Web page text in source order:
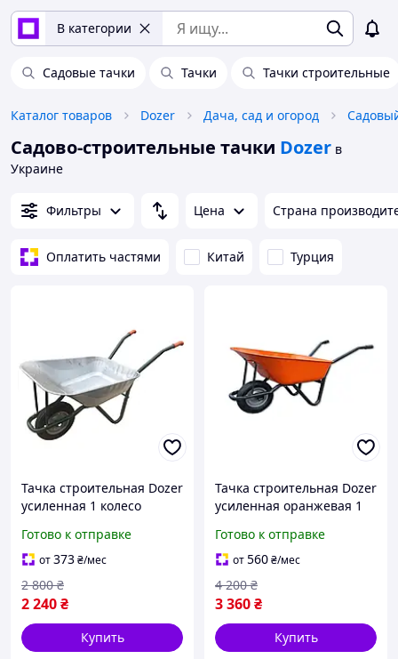
В категории
Садовые тачки Тачки Тачки строительные
Каталог товаров Dozer Дача, сад и огород
Садово-строительные тачки Dozer в
Украине
Фильтры Цена Страна
Оплатить частями Китай Турция
Тачка строительная Dozer
усиленная 1 колесо
Готово к отправке
от373₴/мес
2 240₴
2 800 ₴
Купить
Тачка строительная Dozer
усиленная оранжевая 1
(А0050828)
Готово к отправке
от560₴/мес
3 360₴
4 200 ₴
Купить